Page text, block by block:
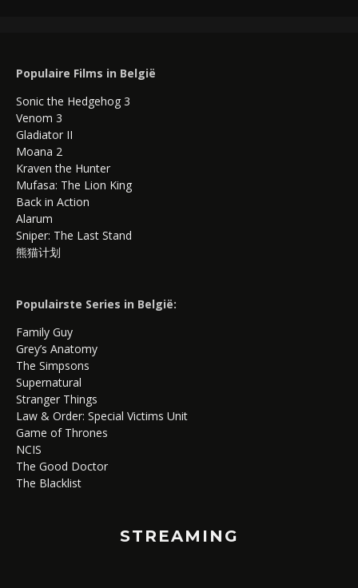
Populaire Films in België
Sonic the Hedgehog 3
Venom 3
Gladiator II
Moana 2
Kraven the Hunter
Mufasa: The Lion King
Back in Action
Alarum
Sniper: The Last Stand
熊猫计划
Populairste Series in België:
Family Guy
Grey’s Anatomy
The Simpsons
Supernatural
Stranger Things
Law & Order: Special Victims Unit
Game of Thrones
NCIS
The Good Doctor
The Blacklist
STREAMING